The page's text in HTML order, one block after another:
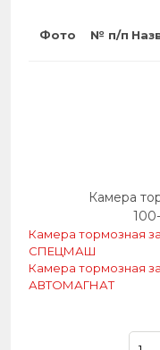
Фото № п/п
Камера
Камера тормозная
СПЕЦМАШ
Камера тормозная
АВТОМАГНАТ